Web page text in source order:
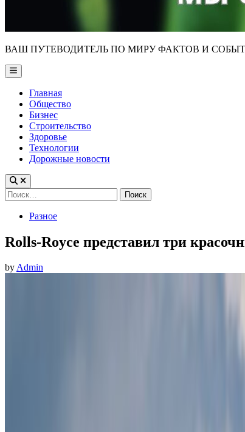
ВАШ ПУТЕВОДИТЕЛЬ ПО МИРУ ФАКТОВ И
Main
Menu
Главная
Общество
Бизнес
Строительство
Здоровье
Технологии
Дорожные новости
Найти:
PostedРазное
Rolls-Royce представил три
byAdmin